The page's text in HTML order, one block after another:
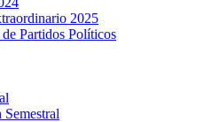
2025
Partidos Políticos
Semestral